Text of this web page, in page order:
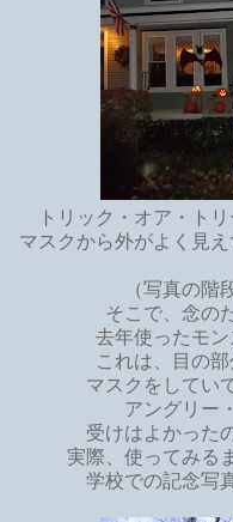
トリック・オア・ト
マスクから外がよく見
（写真の階
そこで、念の
去年使ったモン
これは、目の
マスクをしてい
アングリー
受けはよかった
実際、使ってみる
学校での記念写